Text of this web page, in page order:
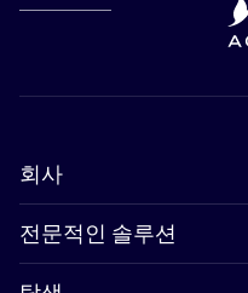
회사
전문적인 솔루션